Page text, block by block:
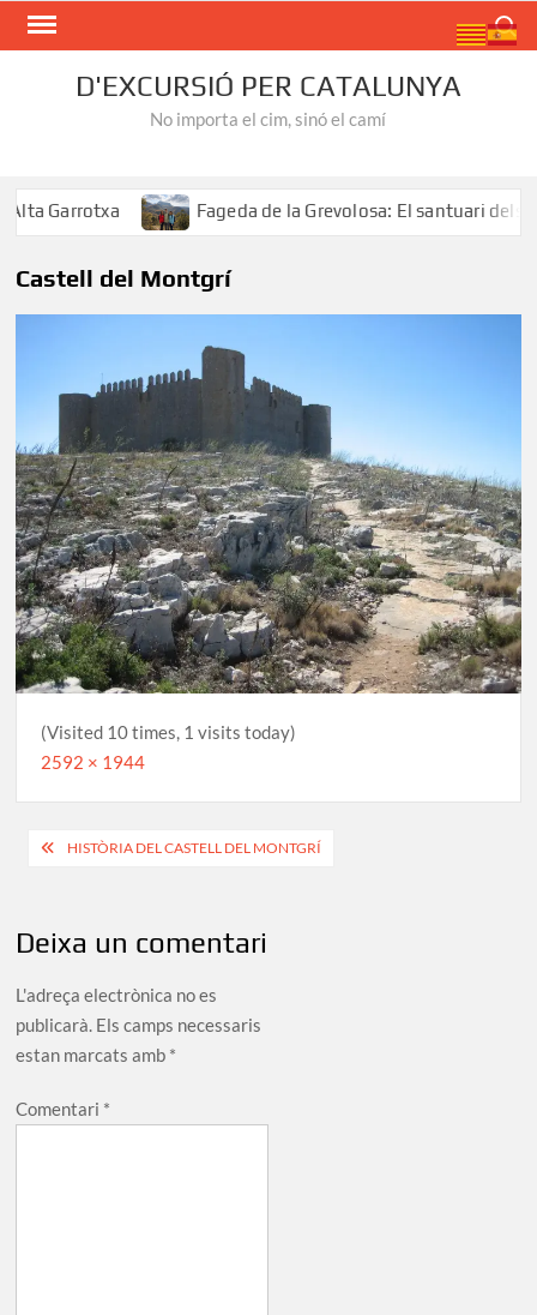
Skip
D'EXCURSIÓ PER CATALUNYA
No importa el cim, sinó el camí
Garrotxa Fageda de la Grevolosa: El santuari dels
Castell del Montgrí
(Visited 10 times, 1 visits today)
Full
2592 × 1944
Navegació
HISTÒRIA DEL CASTELL DEL MONTGRÍ
Deixa un comentari
L'adreça electrònica no es
publicarà. Els camps necessaris
estan marcats amb *
Comentari *